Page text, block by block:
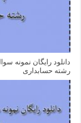
رشته حسابداری